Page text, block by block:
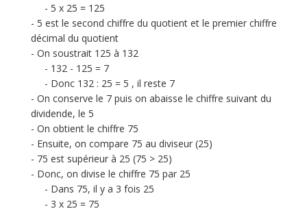
5 x 25 = 125
5 est le second chiffre du quotient et le premier chiffre
décimal du quotient
On soustrait 125 à 132
132 - 125 = 7
Donc 132 : 25 = 5 , il reste 7
On conserve le 7 puis on abaisse le chiffre suivant du
dividende, le 5
On obtient le chiffre 75
Ensuite, on compare 75 au diviseur (25)
75 est supérieur à 25 (75 > 25)
Donc, on divise le chiffre 75 par 25
Dans 75, il y a 3 fois 25
3 x 25 = 75